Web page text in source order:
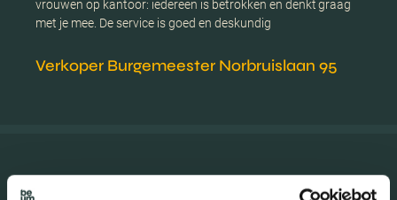
vrouwen op kantoor: iedereen is betrokken en denkt graag
met je mee. De service is goed en deskundig
Verkoper Burgemeester Norbruislaan 95